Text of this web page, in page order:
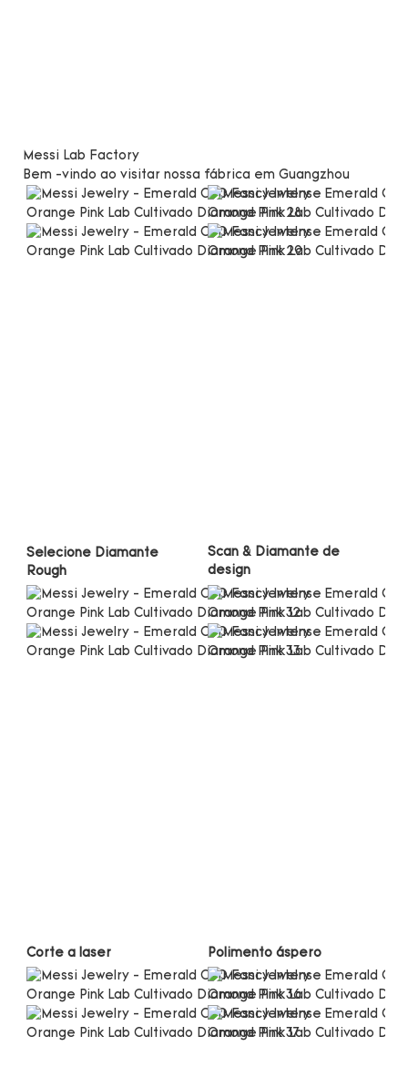
Messi Lab Factory
Bem -vindo ao visitar nossa fábrica em Guangzhou
Selecione Diamante
Scan & Diamante de